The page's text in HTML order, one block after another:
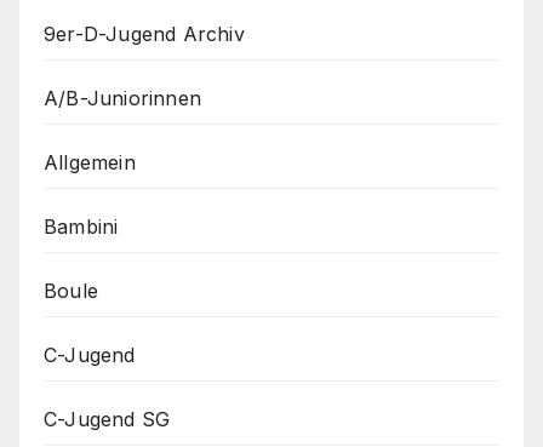
9er-D-Jugend Archiv
A/B-Juniorinnen
Allgemein
Bambini
Boule
C-Jugend
C-Jugend SG